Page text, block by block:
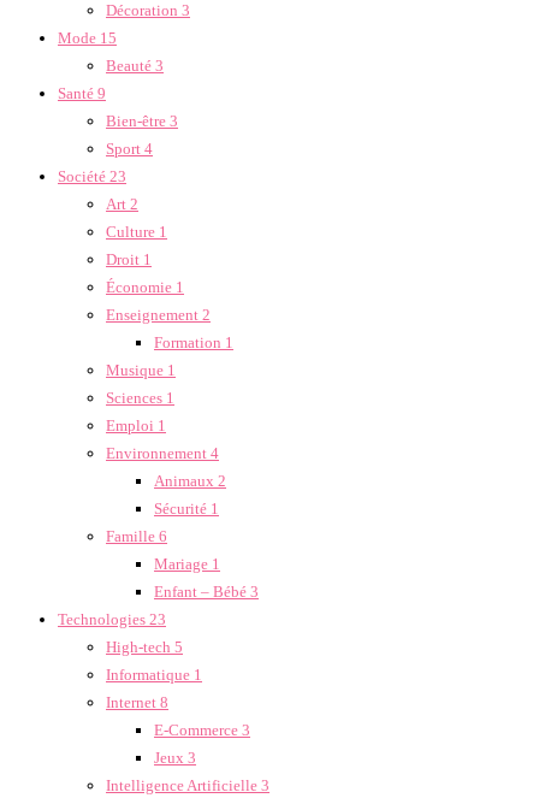
Décoration 3
Mode 15
Beauté 3
Santé 9
Bien-être 3
Sport 4
Société 23
Art 2
Culture 1
Droit 1
Économie 1
Enseignement 2
Formation 1
Musique 1
Sciences 1
Emploi 1
Environnement 4
Animaux 2
Sécurité 1
Famille 6
Mariage 1
Enfant – Bébé 3
Technologies 23
High-tech 5
Informatique 1
Internet 8
E-Commerce 3
Jeux 3
Intelligence Artificielle 3